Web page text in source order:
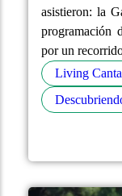
asistieron: la
programación
por un
Living